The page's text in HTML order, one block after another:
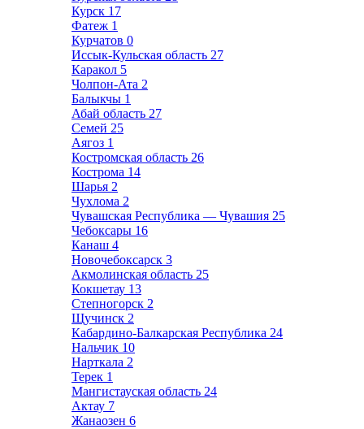
Курск 17
Фатеж 1
Курчатов 0
Иссык-Кульская область 27
Каракол 5
Чолпон-Ата 2
Балыкчы 1
Абай область 27
Семей 25
Аягоз 1
Костромская область 26
Кострома 14
Шарья 2
Чухлома 2
Чувашская Республика — Чувашия 25
Чебоксары 16
Канаш 4
Новочебоксарск 3
Акмолинская область 25
Кокшетау 13
Степногорск 2
Щучинск 2
Кабардино-Балкарская Республика 24
Нальчик 10
Нарткала 2
Терек 1
Мангистауская область 24
Актау 7
Жанаозен 6